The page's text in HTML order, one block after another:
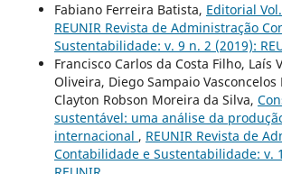
Fabiano Ferreira Batista, Editorial
REUNIR Revista de Administração
Sustentabilidade: v. 9 n. 2 (2019):
Francisco Carlos da Costa Filho, Laís
Oliveira, Diego Sampaio Vasconcelos
Clayton Robson Moreira da Silva,
sustentável: uma análise da
internacional , REUNIR Revista de
Contabilidade e Sustentabilidade: v.